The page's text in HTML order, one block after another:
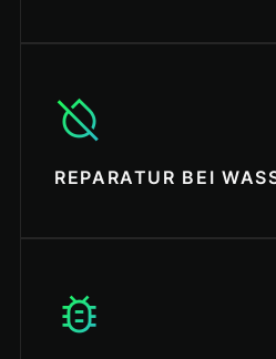
format_color_reset
REPARATUR BEI
bug_report